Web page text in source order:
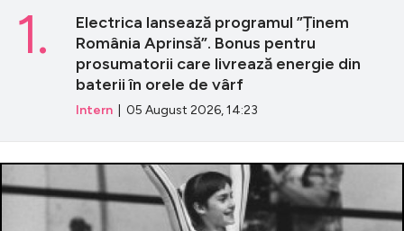
Electrica lansează programul ”Ținem
România Aprinsă”. Bonus pentru
prosumatorii care livrează energie din
baterii în orele de vârf
Intern | 05 August 2026, 14:23
1.